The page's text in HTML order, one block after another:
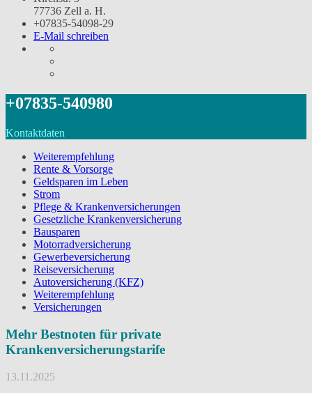
77736 Zell a. H.
+07835-54098-29
E-Mail schreiben
+07835-540980
Kontaktdaten
Weiterempfehlung
Rente & Vorsorge
Geldsparen im Leben
Strom
Pflege & Krankenversicherungen
Gesetzliche Krankenversicherung
Bausparen
Motorradversicherung
Gewerbeversicherung
Reiseversicherung
Autoversicherung (KFZ)
Weiterempfehlung
Versicherungen
Mehr Bestnoten für private
Krankenversicherungstarife
13.11.2025